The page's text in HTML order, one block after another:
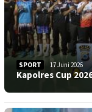
SPORT 17 Juni 2026
Kapolres Cup